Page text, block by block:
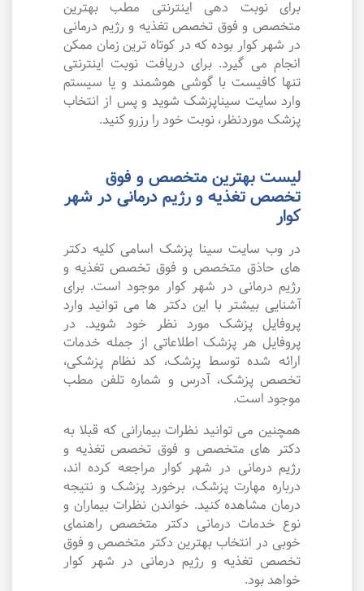
برای نوبت دهی اینترنتی مطب بهترین
متخصص و فوق تخصص تغذیه و رژیم درمانی
در شهر کوار بوده که در کوتاه ترین زمان ممکن
انجام می گیرد. برای دریافت نوبت اینترنتی
تنها کافیست با گوشی هوشمند و یا سیستم
وارد سایت سیناپزشک شوید و پس از انتخاب
پزشک موردنظر، نوبت خود را رزرو کنید.
لیست بهترین متخصص و فوق
تخصص تغذیه و رژیم درمانی در شهر
کوار
در وب سایت سینا پزشک اسامی کلیه دکتر
های حاذق متخصص و فوق تخصص تغذیه و
رژیم درمانی در شهر کوار موجود است. برای
آشنایی بیشتر با این دکتر ها می توانید وارد
پروفایل پزشک مورد نظر خود شوید. در
پروفایل هر پزشک اطلاعاتی از جمله خدمات
ارائه شده توسط پزشک، کد نظام پزشکی،
تخصص پزشک، آدرس و شماره تلفن مطب
موجود است.
همچنین می توانید نظرات بیمارانی که قبلا به
دکتر های متخصص و فوق تخصص تغذیه و
رژیم درمانی در شهر کوار مراجعه کرده اند،
درباره مهارت پزشک، برخورد پزشک و نتیجه
درمان مشاهده کنید. خواندن نظرات بیماران و
نوع خدمات درمانی دکتر متخصص راهنمای
خوبی در انتخاب بهترین دکتر متخصص و فوق
تخصص تغذیه و رژیم درمانی در شهر کوار
خواهد بود.